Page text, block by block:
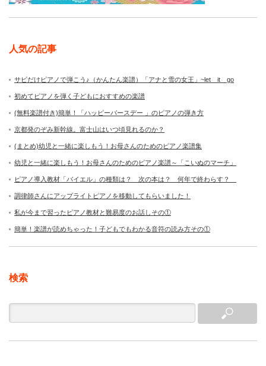
人気の記事
サビだけピアノで弾こう♪（かんたん楽譜）「アナと雪の女王」~let it go
初めてピアノを弾く子どもにおすすめの楽譜
(無料楽譜付き)簡単！「ハッピーバースデー 」のピアノの弾き方
京都発のぞみ新幹線。富士山はいつ頃見れるのか？
(まとめ)幼児と一緒に楽しもう！お母さんのためのピアノ楽譜集
幼児と一緒に楽しもう！お母さんのためのピアノ楽譜～「こいぬのマーチ」
ピアノ導入教材「バイエル」の種類は？ 次の本は？ 何年で終わらす？
調律師さんにアップライトピアノを移動してもらいました！
私が今まで習ったピアノ教材と難易度のお話しその①
簡単！楽譜が読めちゃった！子どもでもわかる音符の読み方その①
検索